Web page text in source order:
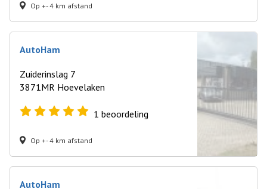
Op +- 4 km afstand
AutoHam
Zuiderinslag 7
3871MR Hoevelaken
1 beoordeling
Op +- 4 km afstand
AutoHam